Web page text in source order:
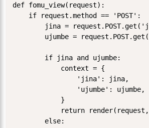
def fomu_view(request):
    if request.method == 'POST':
jina =
ujumbe =
        if jina and ujumbe:
            context = {
                'jina': jina,
                'ujumbe': ujumbe,
            }
return
        else: